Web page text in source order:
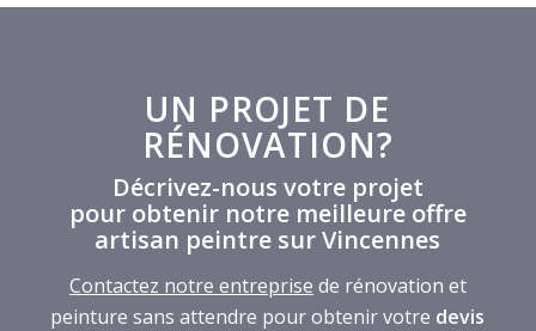
UN PROJET DE
RÉNOVATION?
Décrivez-nous votre projet
pour obtenir notre meilleure offre
artisan peintre sur Vincennes
Contactez notre entreprise de rénovation et
peinture sans attendre pour obtenir votre devis